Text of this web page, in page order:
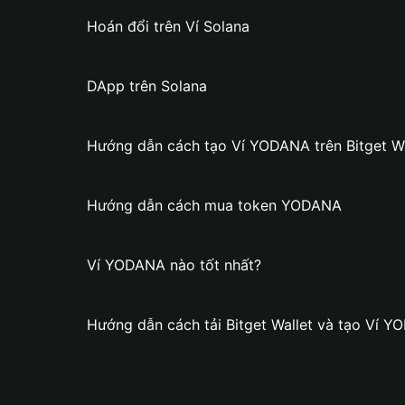
Hoán đổi trên Ví Solana
DApp trên Solana
Hướng dẫn cách tạo Ví YODANA trên Bitget
Hướng dẫn cách mua token YODANA
Ví YODANA nào tốt nhất?
Hướng dẫn cách tải Bitget Wallet và tạo Ví